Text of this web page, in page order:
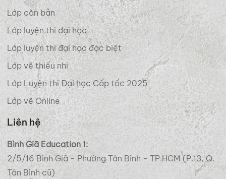
Lớp căn bản
Lớp luyện thi đại học
Lớp luyện thi đại học đặc biệt
Lớp vẽ thiếu nhi
Lớp Luyện thi Đại học Cấp tốc 2025
Lớp vẽ Online
Liên hệ
Bình Giã Education 1:
2/5/16 Bình Giã - Phường Tân Bình - TP.HCM (P.13, Q.
Tân Bình cũ)